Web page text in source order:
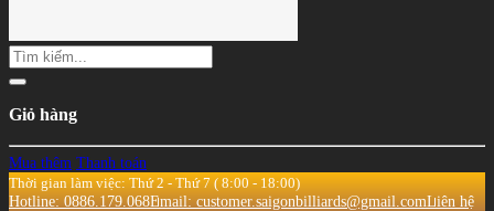
Giỏ hàng
Mua thêm Thanh toán
Thời gian làm việc: Thứ 2 - Thứ 7 ( 8:00 - 18:00)
Hotline: 0886.179.068Email: customer.saigonbilliards@gmail.comLiên hệ